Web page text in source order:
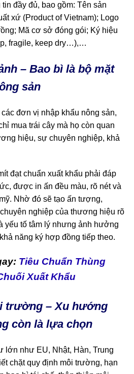
đầy đủ, bao gồm: Tên sản
xứ (Product of Vietnam); Logo
Mã cơ sở đóng gói; Ký hiệu
fragile, keep dry…),…
– Bao bì là bộ mặt
sản
đơn vị nhập khẩu nông sản,
mua trái cây mà họ còn quan
hiệu, sự chuyên nghiệp, khả
đạt chuẩn xuất khẩu phải đáp
được in ấn đều màu, rõ nét và
Nhờ đó sẽ tạo ấn tượng,
nghiệp của thương hiệu rõ
yếu tố tâm lý nhưng ảnh hưởng
năng ký hợp đồng tiếp theo.
Tiêu Chuẩn Thùng
Xuất Khẩu
trường – Xu hướng
còn là lựa chọn
lớn như EU, Nhật, Hàn, Trung
chặt quy định môi trường, hạn